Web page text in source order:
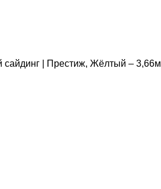
| Престиж, Жёлтый – 3,66м